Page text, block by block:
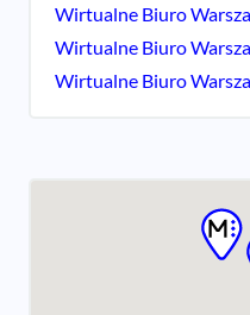
Wirtualne Biuro
Wirtualne Biuro
Wirtualne Biuro